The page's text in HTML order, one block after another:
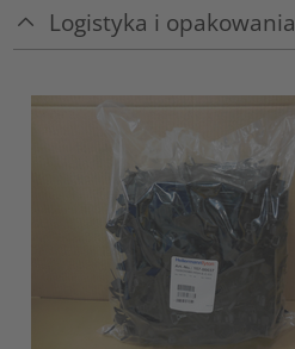
Logistyka i opakowania